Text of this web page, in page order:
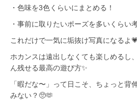
・色味を3色くらいにまとめる！
・事前に取りたいポーズを多いくらい
これだけで一気に垢抜け写真になるよ
ホカンスは遠出しなくても楽しめるし
ん残せる最高の遊び方✨
「暇だな〜」って日こそ、ちょっと背
みない？🥺🫶